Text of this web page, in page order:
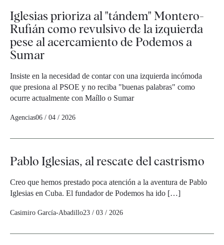
Iglesias prioriza al "tándem" Montero-
Rufián como revulsivo de la izquierda
pese al acercamiento de Podemos a
Sumar
Insiste en la necesidad de contar con una izquierda incómoda
que presiona al PSOE y no reciba "buenas palabras" como
ocurre actualmente con Maíllo o Sumar
Agencias06 / 04 / 2026
Pablo Iglesias, al rescate del castrismo
Creo que hemos prestado poca atención a la aventura de Pablo
Iglesias en Cuba. El fundador de Podemos ha ido […]
Casimiro García-Abadillo23 / 03 / 2026